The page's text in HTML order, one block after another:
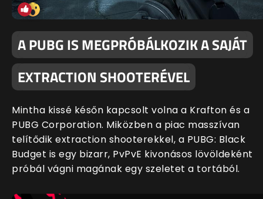
A PUBG IS MEGPRÓBÁLKOZIK A SAJÁT
EXTRACTION SHOOTERÉVEL
Mintha kissé későn kapcsolt volna a Krafton és a
PUBG Corporation. Miközben a piac masszívan
telítődik extraction shooterekkel, a PUBG: Black
Budget is egy bizarr, PvPvE kivonásos lövöldeként
próbál vágni magának egy szeletet a tortából.